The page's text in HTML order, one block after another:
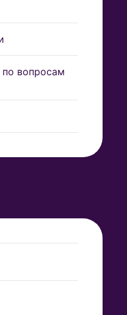
вопросам